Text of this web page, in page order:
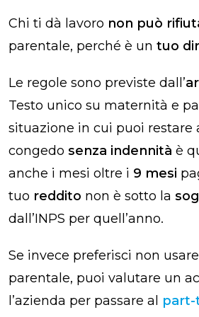
Chi ti dà lavoro non può
parentale, perché è un tuo
Le regole sono previste dall’
Testo unico su maternità e
situazione in cui puoi restare
congedo senza indennità è
anche i mesi oltre i 9 mesi
tuo reddito non è sotto la
dall’INPS per quell’anno.
Se invece preferisci non
parentale, puoi valutare un
l’azienda per passare al part-